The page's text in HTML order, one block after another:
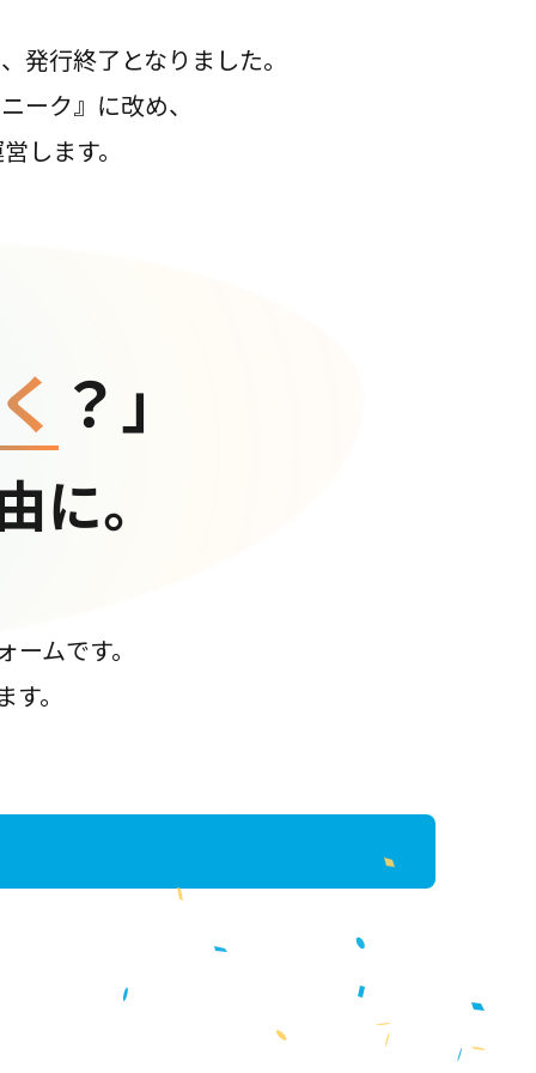
発行終了となりました。
ーク』に改め、
します。
？」
に。
ムです。
。